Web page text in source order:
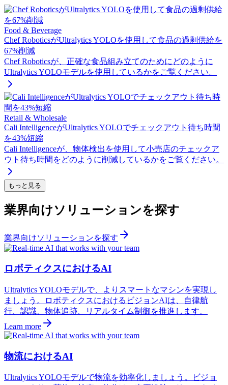
Food & Beverage
Chef RoboticsがUltralytics YOLOを使用して食品の過剰供給を
67%削減
Chef Roboticsが、正確な食品組み立てのためにどのように
Ultralytics YOLOモデルを使用しているかをご覧ください。
Retail & Wholesale
Cali IntelligenceがUltralytics YOLOでチェックアウト待ち時間
を43%短縮
Cali Intelligenceが、物体検出を使用して小売店のチェックア
ウト待ち時間をどのように削減しているかをご覧ください。
もっと見る
業界向けソリューションを探す
業界向けソリューションを探す
ロボティクスにおけるAI
Ultralytics YOLOモデルで、よりスマートなマシンを実現し
ましょう。ロボティクスにおけるビジョンAIは、自律航
行、認識、物体追跡、リアルタイム制御を推進します。
Learn more
物流におけるAI
Ultralytics YOLOモデルで物流を効率化しましょう。ビジョ